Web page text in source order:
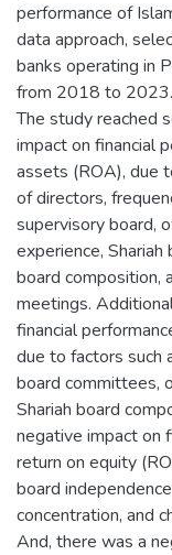
performance of
data approach,
banks operating in
from 2018 to 2023.
The study reached
impact on financial
assets (ROA), due
of directors,
supervisory board,
experience, Shariah
board composition,
meetings.
financial
due to factors such
board committees,
Shariah board
negative impact on
return on equity
board
concentration, and
And, there was a